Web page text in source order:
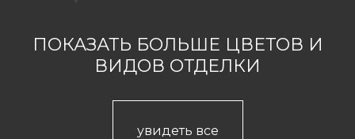
ПОКАЗАТЬ БОЛЬШЕ ЦВЕТОВ И
ВИДОВ ОТДЕЛКИ
увидеть все